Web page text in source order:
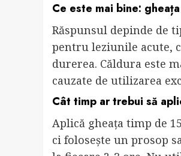
Ce este mai bine:
Răspunsul depinde de
pentru leziunile acute,
durerea. Căldura este
cauzate de utilizarea
Cât timp ar trebui să
Aplică gheața timp de
ci folosește un prosop